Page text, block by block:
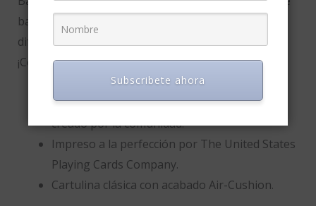
barajas MYNOC. Cada baraja tendrá un diseño
diferente inspirado en TUS contribuciones.
¡Comienza tu colección hoy mismo!
Edición limitada: No se reimprimirán.
Estuche personalizado y diseño trasero
creado por la comunidad.
Impreso a la perfección por The United States
Playing Cards Company.
Cartulina clásica con acabado Air-Cushion.
Subscribete ahora